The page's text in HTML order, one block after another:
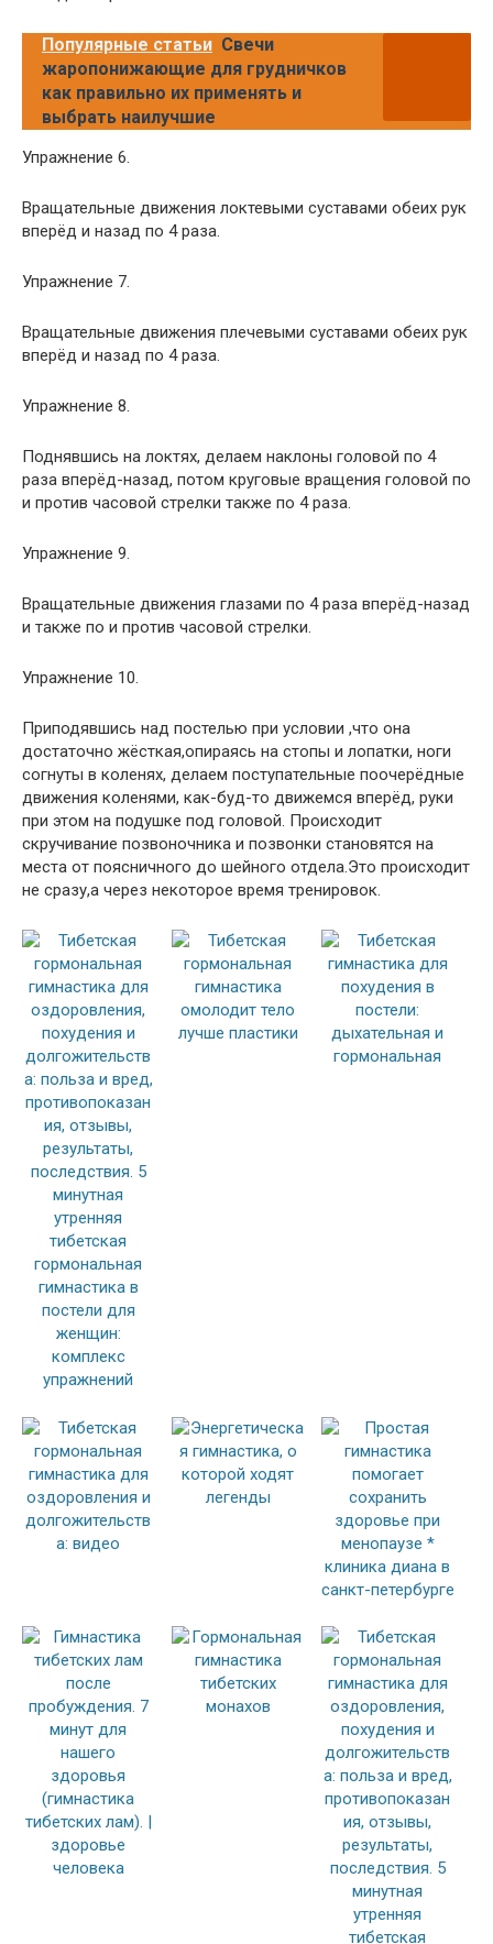
Популярные статьи Свечи
жаропонижающие для грудничков
как правильно их применять и
выбрать наилучшие
Упражнение 6.
Вращательные движения локтевыми суставами обеих рук
вперёд и назад по 4 раза.
Упражнение 7.
Вращательные движения плечевыми суставами обеих рук
вперёд и назад по 4 раза.
Упражнение 8.
Поднявшись на локтях, делаем наклоны головой по 4
раза вперёд-назад, потом круговые вращения головой по
и против часовой стрелки также по 4 раза.
Упражнение 9.
Вращательные движения глазами по 4 раза вперёд-назад
и также по и против часовой стрелки.
Упражнение 10.
Приподявшись над постелью при условии ,что она
достаточно жёсткая,опираясь на стопы и лопатки, ноги
согнуты в коленях, делаем поступательные поочерёдные
движения коленями, как-буд-то движемся вперёд, руки
при этом на подушке под головой. Происходит
скручивание позвоночника и позвонки становятся на
места от поясничного до шейного отдела.Это происходит
не сразу,а через некоторое время тренировок.